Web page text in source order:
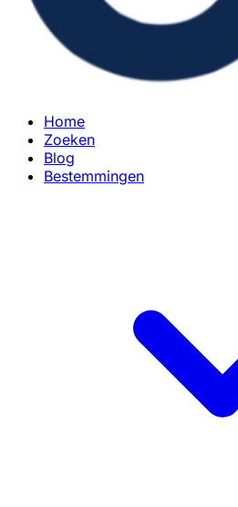
Home
Zoeken
Blog
Bestemmingen